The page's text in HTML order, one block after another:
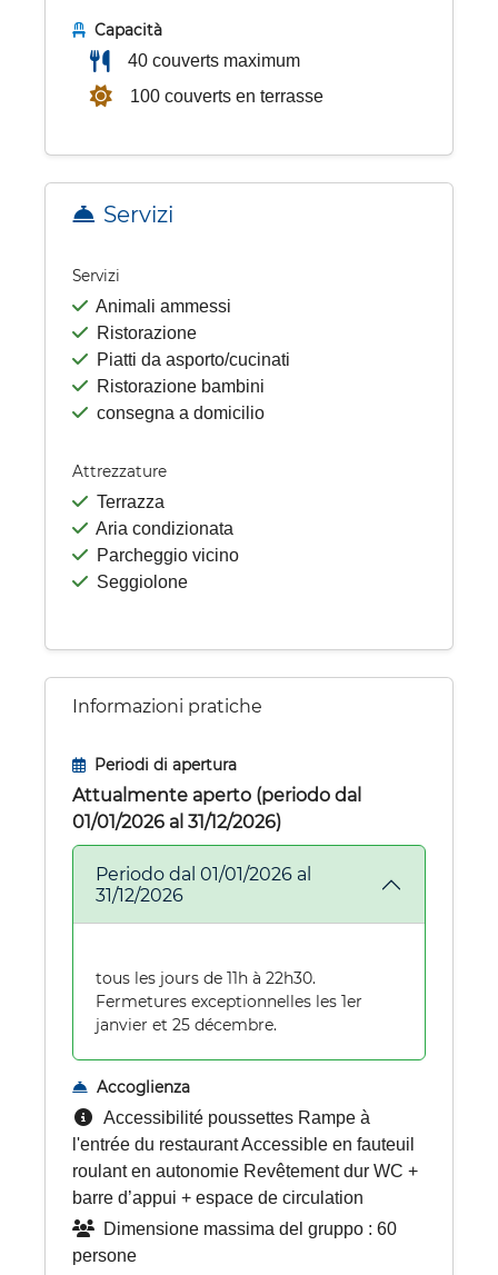
Capacità
40 couverts maximum
100 couverts en terrasse
Servizi
Servizi
Animali ammessi
Ristorazione
Piatti da asporto/cucinati
Ristorazione bambini
consegna a domicilio
Attrezzature
Terrazza
Aria condizionata
Parcheggio vicino
Seggiolone
Informazioni pratiche
Periodi di apertura
Attualmente aperto (periodo dal
01/01/2026 al 31/12/2026)
Periodo dal 01/01/2026 al
31/12/2026
tous les jours de 11h à 22h30.
Fermetures exceptionnelles les 1er
janvier et 25 décembre.
Accoglienza
Accessibilité poussettes Rampe à
l'entrée du restaurant Accessible en fauteuil
roulant en autonomie Revêtement dur WC +
barre d’appui + espace de circulation
Dimensione massima del gruppo : 60
persone